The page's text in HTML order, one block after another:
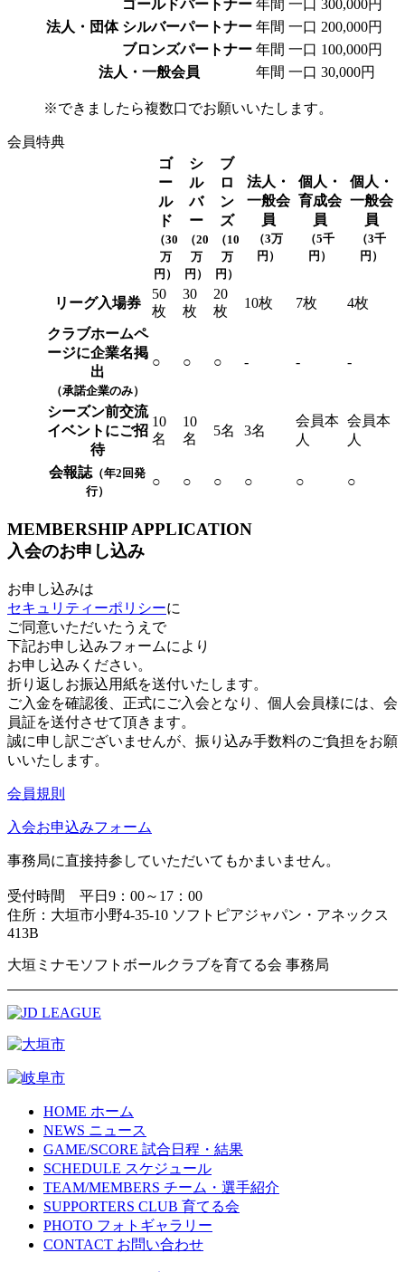
法人・団体
ゴールドパートナー 年間 一口 300,000円
シルバーパートナー 年間 一口 200,000円
ブロンズパートナー 年間 一口 100,000円
法人・一般会員
年間 一口 30,000円
※できましたら複数口でお願いいたします。
会員特典
ゴ
ー
ル
ド
（30
万
円）
シ
ル
バ
ー
（20
万
円）
ブ
ロ
ン
ズ
（10
万
円）
法人・
一般会
員
（3万
円）
個人・
育成会
員
（5千
円）
個人・
一般会
員
（3千
円）
リーグ入場券
50
枚
30
枚
20
枚
10枚 7枚
4枚
クラブホームペ
ージに企業名掲
出
（承諾企業のみ）
○ ○ ○ - - -
シーズン前交流
イベントにご招
待
10
名
10
名
5名 3名
会員本
人
会員本
人
会報誌（年2回発
行）
○ ○ ○ ○ ○ ○
MEMBERSHIP APPLICATION
入会のお申し込み
お申し込みは
セキュリティーポリシーに
ご同意いただいたうえで
下記お申し込みフォームにより
お申し込みください。
折り返しお振込用紙を送付いたします。
ご入金を確認後、正式にご入会となり、個人会員様には、会
員証を送付させて頂きます。
誠に申し訳ございませんが、振り込み手数料のご負担をお願
いいたします。
会員規則
入会お申込みフォーム
事務局に直接持参していただいてもかまいません。
受付時間 平日9：00～17：00
住所：大垣市小野4-35-10 ソフトピアジャパン・アネックス
413B
大垣ミナモソフトボールクラブを育てる会 事務局
HOME ホーム
NEWS ニュース
GAME/SCORE 試合日程・結果
SCHEDULE スケジュール
TEAM/MEMBERS チーム・選手紹介
SUPPORTERS CLUB 育てる会
PHOTO フォトギャラリー
CONTACT お問い合わせ